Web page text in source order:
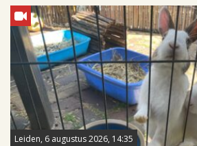
Leiden, 6 augustus 2026, 14:35